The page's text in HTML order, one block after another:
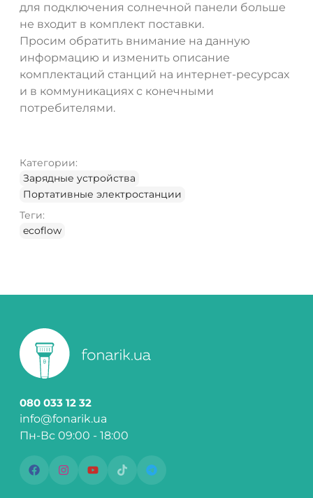
для подключения солнечной панели больше
не входит в комплект поставки.
Просим обратить внимание на данную
информацию и изменить описание
комплектаций станций на интернет-ресурсах
и в коммуникациях с конечными
потребителями.
Категории:
Зарядные устройства
Портативные электростанции
Теги:
ecoflow
080 033 12 32
info@fonarik.ua
Пн-Вс 09:00 - 18:00